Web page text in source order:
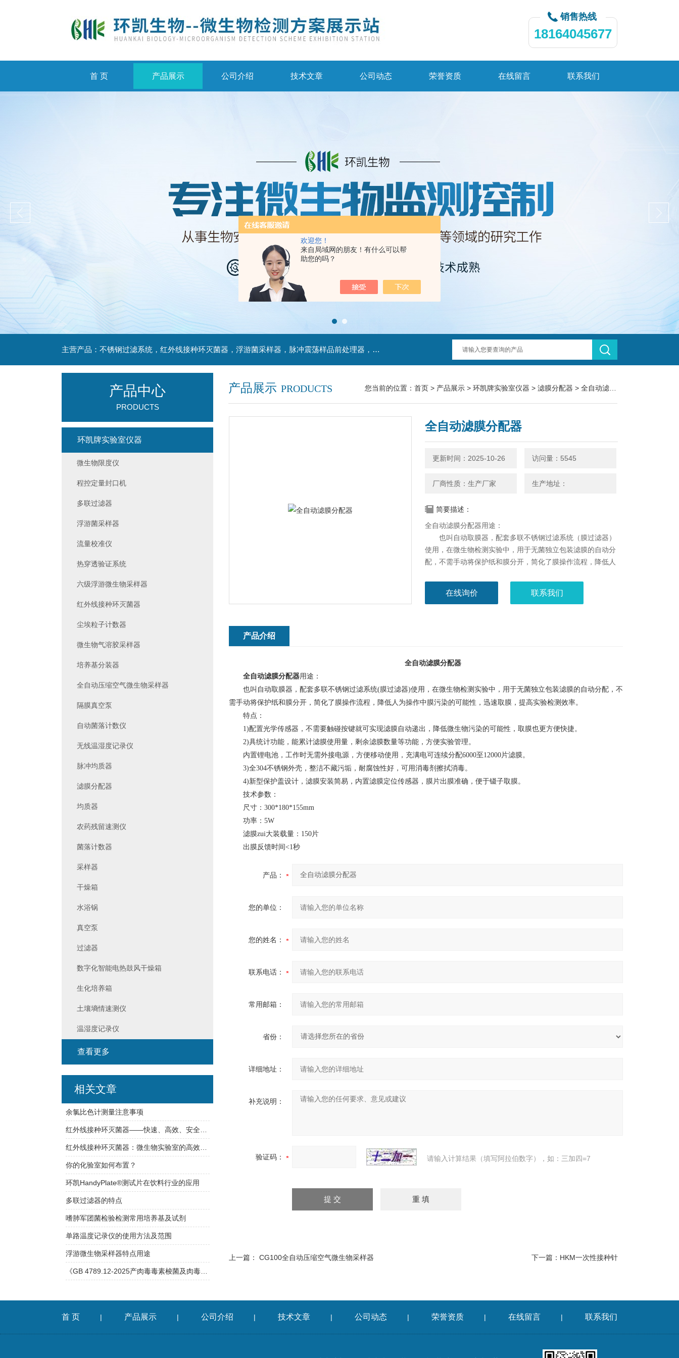
欢迎您！
来自局域网的朋友！有什么可以帮
助您的吗？
销售热线
18164045677
首 页 产品展示 公司介绍 技术文章 公司动态 荣誉资质 在线留言 联系我们
主营产品：不锈钢过滤系统，红外线接种环灭菌器，浮游菌采样器，脉冲震荡样品前处理器，数字化智能电热鼓风干燥箱，数字化智能电热恒温培养箱，实验室设备及环境温湿度监测系统，洁净工作台等实验设仪器设备。
产品展示 PRODUCTS 您当前的位置： 首页 > 产品展示 > 环凯牌实验室仪器 > 滤膜分配器 > 全自动滤膜分配器
全自动滤膜分配器
更新时间：2025-10-26 访问量：5545
厂商性质：生产厂家 生产地址：
简要描述：
全自动滤膜分配器用途：
也叫自动取膜器，配套多联不锈钢过滤系统（膜过滤器）
使用，在微生物检测实验中，用于无菌独立包装滤膜的自动分
配，不需手动将保护纸和膜分开，简化了膜操作流程，降低人
在线询价 联系我们
产品介绍
全自动滤膜分配器
全自动滤膜分配器用途：
也叫自动取膜器，配套多联不锈钢过滤系统(膜过滤器)使用，在微生物检测实验中，用于无菌独立包装滤膜的自动分配，不
需手动将保护纸和膜分开，简化了膜操作流程，降低人为操作中膜污染的可能性，迅速取膜，提高实验检测效率。
特点：
1)配置光学传感器，不需要触碰按键就可实现滤膜自动递出，降低微生物污染的可能性，取膜也更方便快捷。
2)具统计功能，能累计滤膜使用量，剩余滤膜数量等功能，方便实验管理。
内置锂电池，工作时无需外接电源，方便移动使用，充满电可连续分配6000至12000片滤膜。
3)全304不锈钢外壳，整洁不藏污垢，耐腐蚀性好，可用消毒剂擦拭消毒。
4)新型保护盖设计，滤膜安装简易，内置滤膜定位传感器，膜片出膜准确，便于镊子取膜。
技术参数：
尺寸：300*180*155mm
功率：5W
滤膜zui大装载量：150片
出膜反馈时间<1秒
产品：
您的单位：
您的姓名：
联系电话：
常用邮箱：
省份：
详细地址：
补充说明：
验证码： 请输入计算结果（填写阿拉伯数字），如：三加四=7
上一篇： CG100全自动压缩空气微生物采样器 下一篇： HKM一次性接种针
产品中心
PRODUCTS
环凯牌实验室仪器
微生物限度仪
程控定量封口机
多联过滤器
浮游菌采样器
流量校准仪
热穿透验证系统
六级浮游微生物采样器
红外线接种环灭菌器
尘埃粒子计数器
微生物气溶胶采样器
培养基分装器
全自动压缩空气微生物采样器
隔膜真空泵
自动菌落计数仪
无线温湿度记录仪
脉冲均质器
滤膜分配器
均质器
农药残留速测仪
菌落计数器
采样器
干燥箱
水浴锅
真空泵
过滤器
数字化智能电热鼓风干燥箱
生化培养箱
土壤墒情速测仪
温湿度记录仪
查看更多
相关文章
余氯比色计测量注意事项
红外线接种环灭菌器——快速、高效、安全的微生物接种工具
你的化验室如何布置？
环凯HandyPlate®测试片在饮料行业的应用
多联过滤器的特点
嗜肺军团菌检验检测常用培养基及试剂
单路温度记录仪的使用方法及范围
浮游微生物采样器特点用途
《GB 4789.12-2025产肉毒毒素梭菌及肉毒毒素检验》解读
首 页 | 产品展示 | 公司介绍 | 技术文章 | 公司动态 | 荣誉资质 | 在线留言 | 联系我们